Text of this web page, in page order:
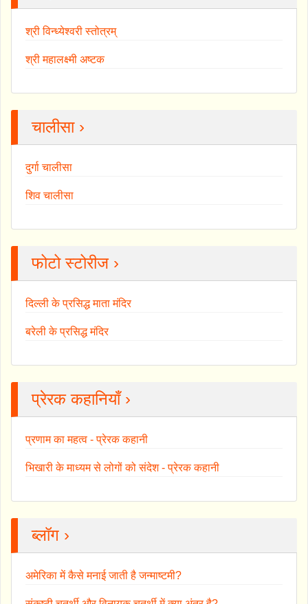
श्री विन्ध्येश्वरी स्तोत्रम्
श्री महालक्ष्मी अष्टक
चालीसा ›
दुर्गा चालीसा
शिव चालीसा
फोटो स्टोरीज ›
दिल्ली के प्रसिद्ध माता मंदिर
बरेली के प्रसिद्ध मंदिर
प्रेरक कहानियाँ ›
प्रणाम का महत्व - प्रेरक कहानी
भिखारी के माध्यम से लोगों को संदेश - प्रेरक कहानी
ब्लॉग ›
अमेरिका में कैसे मनाई जाती है जन्माष्टमी?